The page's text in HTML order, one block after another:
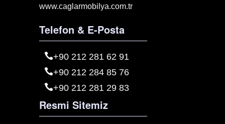
www.caglarmobilya.com.tr
Telefon & E-Posta
+90 212 281 62 91
+90 212 284 85 76
+90 212 281 29 83
Resmi Sitemiz